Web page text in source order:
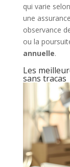
qui varie
une assurance
observance
ou la
annuelle.
Les
sans tracas